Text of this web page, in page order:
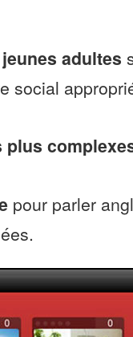
jeunes adultes
social
plus
pour parler